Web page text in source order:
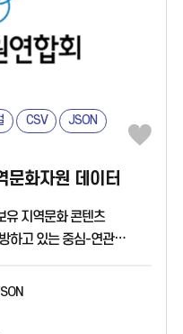
CSV JSON
문화자원 데이터
하고 있는 중심-연관
방소멸지수'에 의거하여